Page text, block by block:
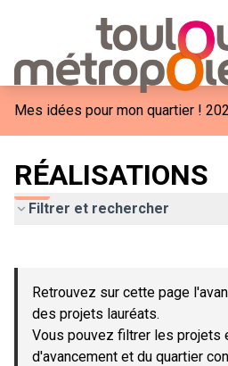
Mes idées pour mon quartier !
RÉALISATIONS
Filtrer et rechercher
−
Retrouvez sur cette page
des projets lauréats.
Vous pouvez filtrer les projets
d'avancement et du quartier